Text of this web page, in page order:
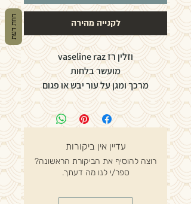
לקנייה מהירה
וזלין רז vaseline raz
מועשר בלחות
מרכך ומגן על עור יבש או פגום
1 ליטר
עדיין אין ביקורות
רוצה להוסיף את הביקורת הראשונה?
ספר/י לנו מה דעתך.
חוות דעת